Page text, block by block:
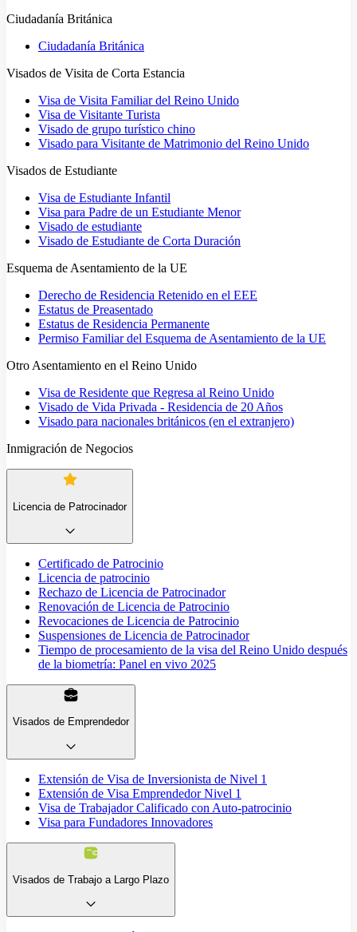
Ciudadanía Británica
Ciudadanía Británica
Visados de Visita de Corta Estancia
Visa de Visita Familiar del Reino Unido
Visa de Visitante Turista
Visado de grupo turístico chino
Visado para Visitante de Matrimonio del Reino Unido
Visados de Estudiante
Visa de Estudiante Infantil
Visa para Padre de un Estudiante Menor
Visado de estudiante
Visado de Estudiante de Corta Duración
Esquema de Asentamiento de la UE
Derecho de Residencia Retenido en el EEE
Estatus de Preasentado
Estatus de Residencia Permanente
Permiso Familiar del Esquema de Asentamiento de la UE
Otro Asentamiento en el Reino Unido
Visa de Residente que Regresa al Reino Unido
Visado de Vida Privada - Residencia de 20 Años
Visado para nacionales británicos (en el extranjero)
Inmigración de Negocios
Licencia de Patrocinador
Certificado de Patrocinio
Licencia de patrocinio
Rechazo de Licencia de Patrocinador
Renovación de Licencia de Patrocinio
Revocaciones de Licencia de Patrocinio
Suspensiones de Licencia de Patrocinador
Tiempo de procesamiento de la visa del Reino Unido después
de la biometría: Panel en vivo 2025
Visados de Emprendedor
Extensión de Visa de Inversionista de Nivel 1
Extensión de Visa Emprendedor Nivel 1
Visa de Trabajador Calificado con Auto-patrocinio
Visa para Fundadores Innovadores
Visados de Trabajo a Largo Plazo